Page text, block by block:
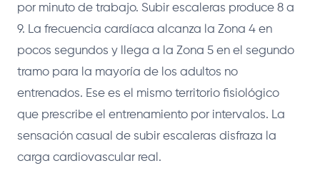
por minuto de trabajo. Subir escaleras produce 8 a
9. La frecuencia cardíaca alcanza la Zona 4 en
pocos segundos y llega a la Zona 5 en el segundo
tramo para la mayoría de los adultos no
entrenados. Ese es el mismo territorio fisiológico
que prescribe el entrenamiento por intervalos. La
sensación casual de subir escaleras disfraza la
carga cardiovascular real.